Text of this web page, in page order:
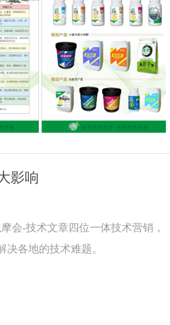
会-技术文章四位一体技术营销，
决各地的技术难题。
影响